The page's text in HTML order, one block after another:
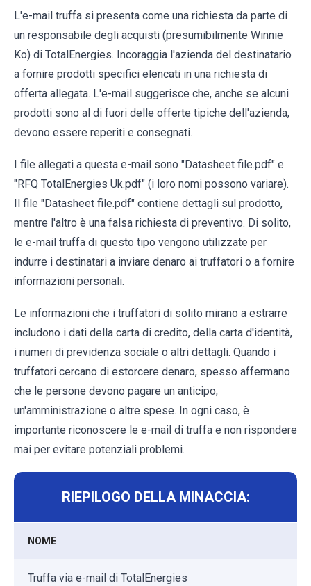
L'e-mail truffa si presenta come una richiesta da parte di
un responsabile degli acquisti (presumibilmente Winnie
Ko) di TotalEnergies. Incoraggia l'azienda del destinatario
a fornire prodotti specifici elencati in una richiesta di
offerta allegata. L'e-mail suggerisce che, anche se alcuni
prodotti sono al di fuori delle offerte tipiche dell'azienda,
devono essere reperiti e consegnati.
I file allegati a questa e-mail sono "Datasheet file.pdf" e
"RFQ TotalEnergies Uk.pdf" (i loro nomi possono variare).
Il file "Datasheet file.pdf" contiene dettagli sul prodotto,
mentre l'altro è una falsa richiesta di preventivo. Di solito,
le e-mail truffa di questo tipo vengono utilizzate per
indurre i destinatari a inviare denaro ai truffatori o a fornire
informazioni personali.
Le informazioni che i truffatori di solito mirano a estrarre
includono i dati della carta di credito, della carta d'identità,
i numeri di previdenza sociale o altri dettagli. Quando i
truffatori cercano di estorcere denaro, spesso affermano
che le persone devono pagare un anticipo,
un'amministrazione o altre spese. In ogni caso, è
importante riconoscere le e-mail di truffa e non rispondere
mai per evitare potenziali problemi.
RIEPILOGO DELLA MINACCIA:
NOME
Truffa via e-mail di TotalEnergies